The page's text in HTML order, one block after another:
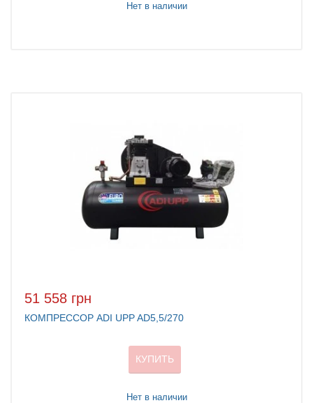
Нет в наличии
51 558 грн
КОМПРЕССОР ADI UPP AD5,5/270
КУПИТЬ
Нет в наличии